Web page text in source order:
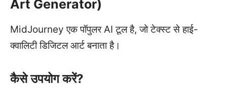
Art Generator)
MidJourney एक पॉपुलर AI टूल है, जो टेक्स्ट से हाई-
क्वालिटी डिजिटल आर्ट बनाता है।
कैसे उपयोग करें?